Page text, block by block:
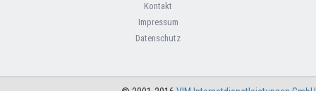
Kontakt
Impressum
Datenschutz